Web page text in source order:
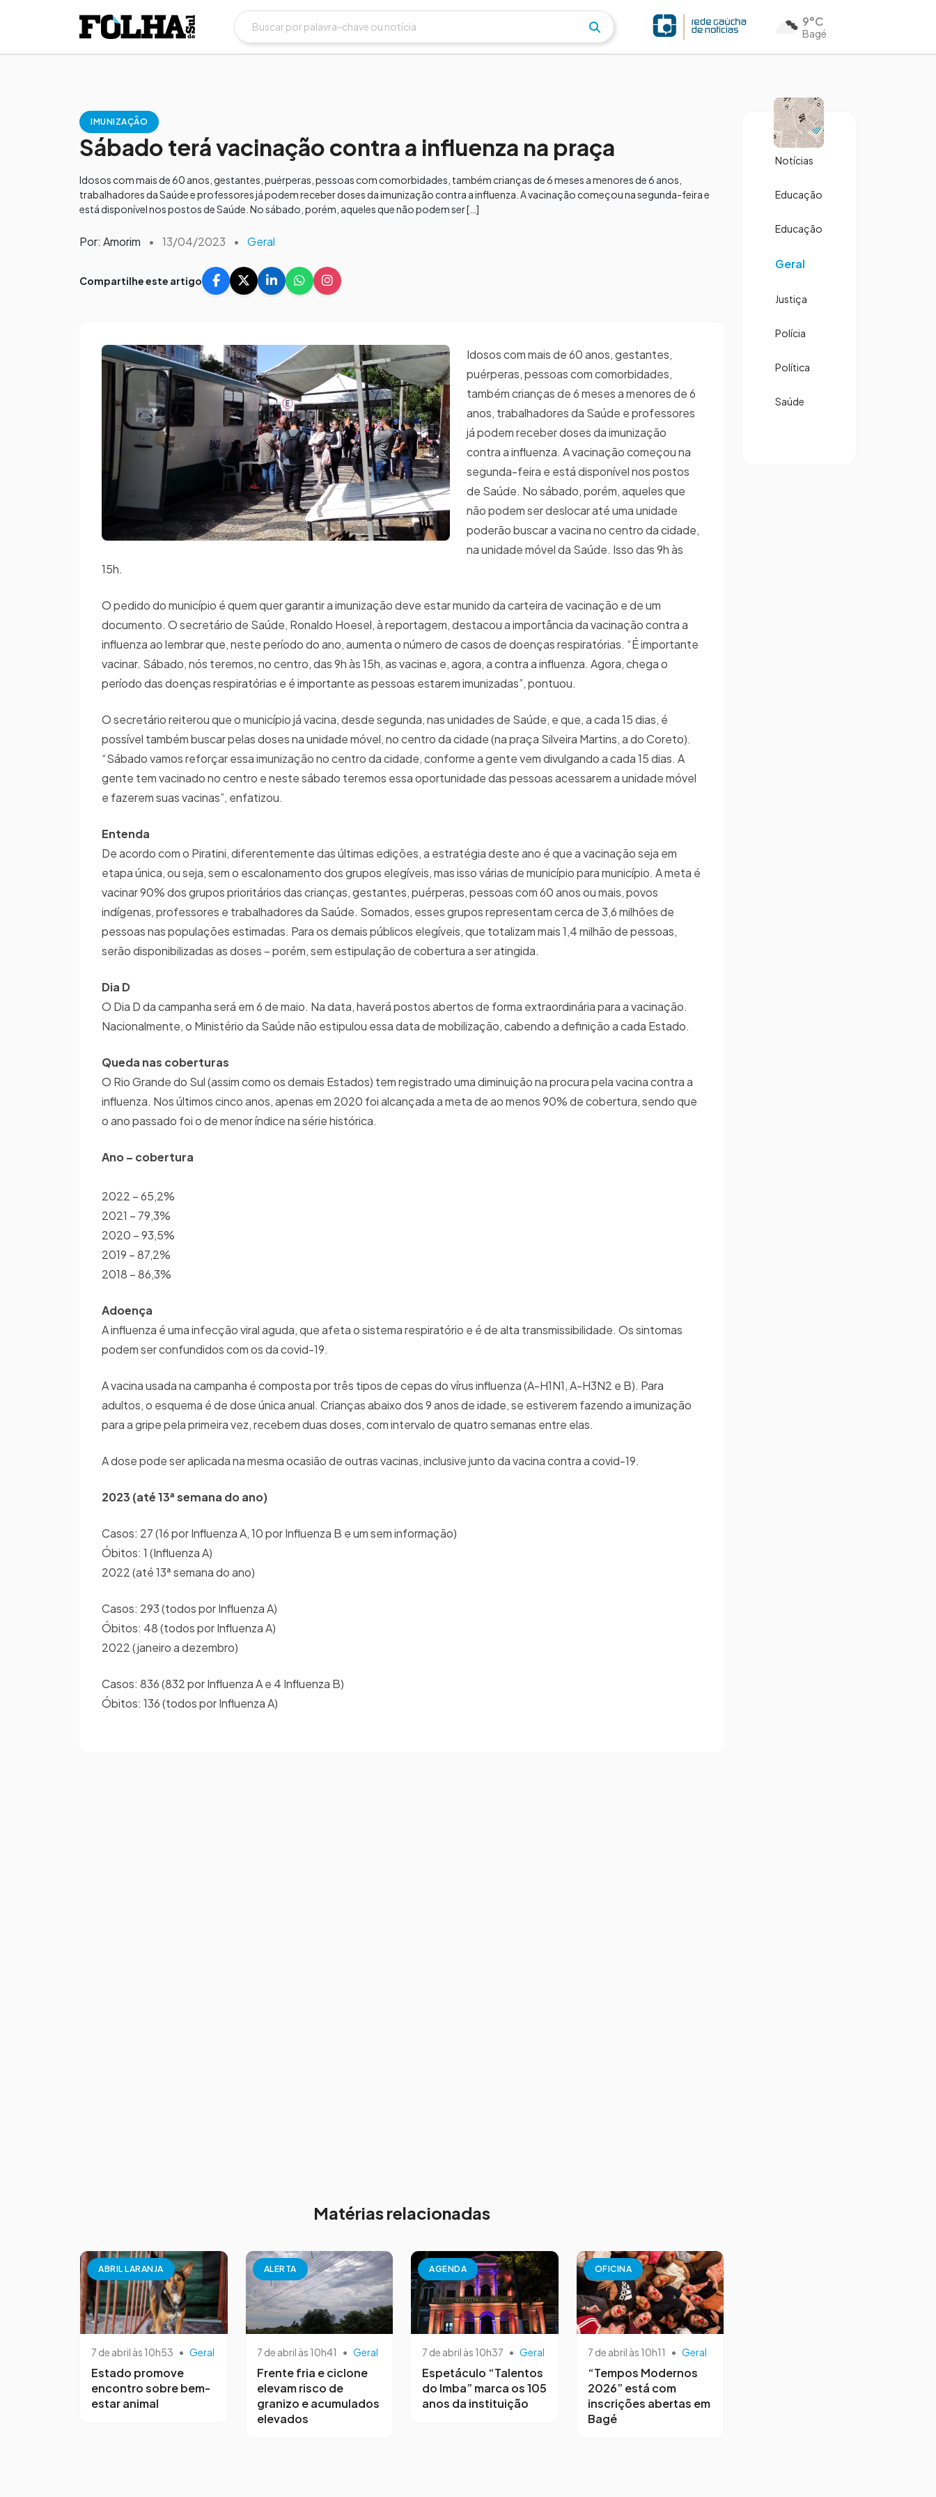
9°C
Bagé
IMUNIZAÇÃO
Sábado terá vacinação contra a influenza na praça
Idosos com mais de 60 anos, gestantes, puérperas, pessoas com comorbidades, também crianças de 6 meses a menores de 6 anos,
trabalhadores da Saúde e professores já podem receber doses da imunização contra a influenza. A vacinação começou na segunda-feira e
está disponível nos postos de Saúde. No sábado, porém, aqueles que não podem ser […]
Por: Amorim • 13/04/2023 • Geral
Compartilhe este artigo
Idosos com mais de 60 anos, gestantes,
puérperas, pessoas com comorbidades,
também crianças de 6 meses a menores de 6
anos, trabalhadores da Saúde e professores
já podem receber doses da imunização
contra a influenza. A vacinação começou na
segunda-feira e está disponível nos postos
de Saúde. No sábado, porém, aqueles que
não podem ser deslocar até uma unidade
poderão buscar a vacina no centro da cidade,
na unidade móvel da Saúde. Isso das 9h às
15h.
O pedido do município é quem quer garantir a imunização deve estar munido da carteira de vacinação e de um
documento. O secretário de Saúde, Ronaldo Hoesel, à reportagem, destacou a importância da vacinação contra a
influenza ao lembrar que, neste período do ano, aumenta o número de casos de doenças respiratórias. “É importante
vacinar. Sábado, nós teremos, no centro, das 9h às 15h, as vacinas e, agora, a contra a influenza. Agora, chega o
período das doenças respiratórias e é importante as pessoas estarem imunizadas”, pontuou.
O secretário reiterou que o município já vacina, desde segunda, nas unidades de Saúde, e que, a cada 15 dias, é
possível também buscar pelas doses na unidade móvel, no centro da cidade (na praça Silveira Martins, a do Coreto).
“Sábado vamos reforçar essa imunização no centro da cidade, conforme a gente vem divulgando a cada 15 dias. A
gente tem vacinado no centro e neste sábado teremos essa oportunidade das pessoas acessarem a unidade móvel
e fazerem suas vacinas”, enfatizou.
Entenda
De acordo com o Piratini, diferentemente das últimas edições, a estratégia deste ano é que a vacinação seja em
etapa única, ou seja, sem o escalonamento dos grupos elegíveis, mas isso várias de município para município. A meta é
vacinar 90% dos grupos prioritários das crianças, gestantes, puérperas, pessoas com 60 anos ou mais, povos
indígenas, professores e trabalhadores da Saúde. Somados, esses grupos representam cerca de 3,6 milhões de
pessoas nas populações estimadas. Para os demais públicos elegíveis, que totalizam mais 1,4 milhão de pessoas,
serão disponibilizadas as doses – porém, sem estipulação de cobertura a ser atingida.
Dia D
O Dia D da campanha será em 6 de maio. Na data, haverá postos abertos de forma extraordinária para a vacinação.
Nacionalmente, o Ministério da Saúde não estipulou essa data de mobilização, cabendo a definição a cada Estado.
Queda nas coberturas
O Rio Grande do Sul (assim como os demais Estados) tem registrado uma diminuição na procura pela vacina contra a
influenza. Nos últimos cinco anos, apenas em 2020 foi alcançada a meta de ao menos 90% de cobertura, sendo que
o ano passado foi o de menor índice na série histórica.
Ano – cobertura
2022 – 65,2%
2021 – 79,3%
2020 – 93,5%
2019 – 87,2%
2018 – 86,3%
Adoença
A influenza é uma infecção viral aguda, que afeta o sistema respiratório e é de alta transmissibilidade. Os sintomas
podem ser confundidos com os da covid-19.
A vacina usada na campanha é composta por três tipos de cepas do vírus influenza (A-H1N1, A-H3N2 e B). Para
adultos, o esquema é de dose única anual. Crianças abaixo dos 9 anos de idade, se estiverem fazendo a imunização
para a gripe pela primeira vez, recebem duas doses, com intervalo de quatro semanas entre elas.
A dose pode ser aplicada na mesma ocasião de outras vacinas, inclusive junto da vacina contra a covid-19.
2023 (até 13ª semana do ano)
Casos: 27 (16 por Influenza A, 10 por Influenza B e um sem informação)
Óbitos: 1 (Influenza A)
2022 (até 13ª semana do ano)
Casos: 293 (todos por Influenza A)
Óbitos: 48 (todos por Influenza A)
2022 (janeiro a dezembro)
Casos: 836 (832 por Influenza A e 4 Influenza B)
Óbitos: 136 (todos por Influenza A)
Matérias relacionadas
ABRIL LARANJA
7 de abril às 10h53 • Geral
Estado promove
encontro sobre bem-
estar animal
ALERTA
7 de abril às 10h41 • Geral
Frente fria e ciclone
elevam risco de
granizo e acumulados
elevados
AGENDA
7 de abril às 10h37 • Geral
Espetáculo “Talentos
do Imba” marca os 105
anos da instituição
OFICINA
7 de abril às 10h11 • Geral
“Tempos Modernos
2026” está com
inscrições abertas em
Bagé
Notícias
Educação
Educação
Geral
Justiça
Polícia
Política
Saúde